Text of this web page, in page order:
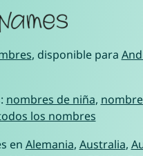
, disponible para
nombres de niña,
los nombres
en Alemania, Australia,